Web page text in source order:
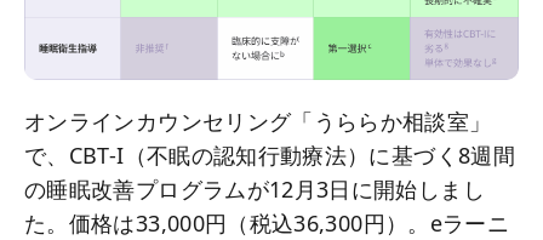
オンラインカウンセリング「うららか相談室」
で、CBT-I（不眠の認知行動療法）に基づく8週間
の睡眠改善プログラムが12月3日に開始しまし
た。価格は33,000円（税込36,300円）。eラーニ